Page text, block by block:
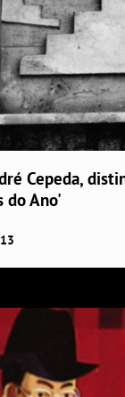
Cepeda,
do Ano'